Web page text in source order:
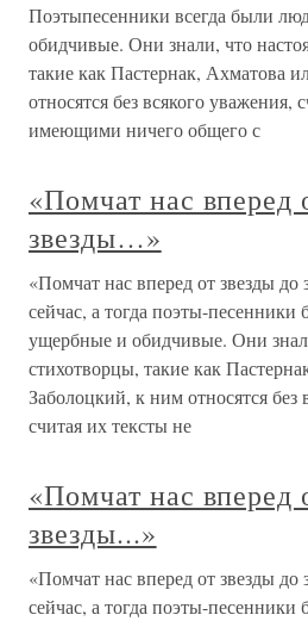
Поэтыпесенники всегда были
обидчивые. Они знали, что
такие как Пастернак, Ахматова
относятся без всякого уважения,
имеющими ничего общего с
«Помчат нас вперед
звезды…»
«Помчат нас вперед от звезды
сейчас, а тогда поэты-
ущербные и обидчивые. Они
стихотворцы, такие как
Заболоцкий, к ним относятся без
считая их тексты не
«Помчат нас вперед
звезды...»
«Помчат нас вперед от звезды
сейчас, а тогда поэты-